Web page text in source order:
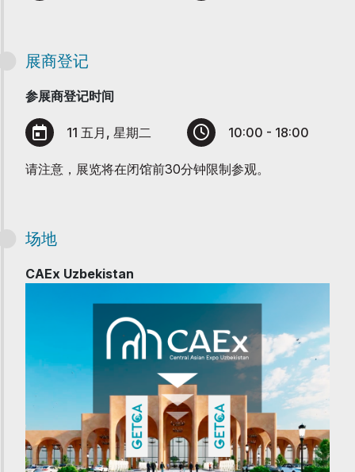
展商登记
参展商登记时间
11 五月, 星期二 10:00 - 18:00
请注意，展览将在闭馆前30分钟限制参观。
场地
CAEx Uzbekistan